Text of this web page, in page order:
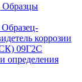
Образцы
Образец-
коррозии
09Г2С
определения